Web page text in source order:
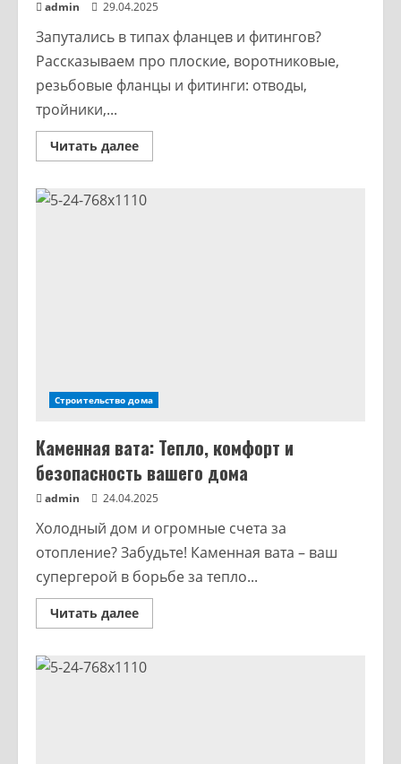
admin 29.04.2025
Запутались в типах фланцев и фитингов?
Рассказываем про плоские, воротниковые,
резьбовые фланцы и фитинги: отводы,
тройники,...
Читать далее
Строительство дома
Каменная вата: Тепло, комфорт и
безопасность вашего дома
admin 24.04.2025
Холодный дом и огромные счета за
отопление? Забудьте! Каменная вата – ваш
супергерой в борьбе за тепло...
Читать далее